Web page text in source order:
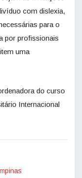
com dislexia,
para o
por profissionais
uma
do curso
Internacional